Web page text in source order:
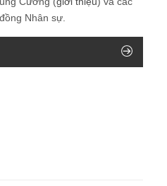
Nhân sự.